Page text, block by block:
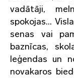
vadātāji,
spokojas…
senas vai
baznīcas,
leģendas un
novakaros